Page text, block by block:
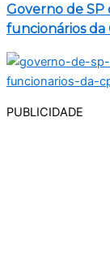
Governo de SP
funcionários da
PUBLICIDADE